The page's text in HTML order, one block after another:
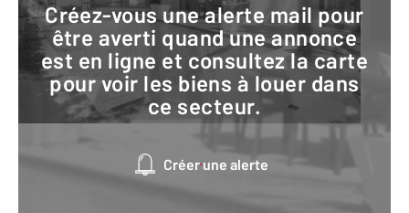
Créez-vous une alerte mail pour
être averti quand une annonce
est en ligne et consultez la carte
pour voir les biens à louer dans
ce secteur.
Créer une alerte